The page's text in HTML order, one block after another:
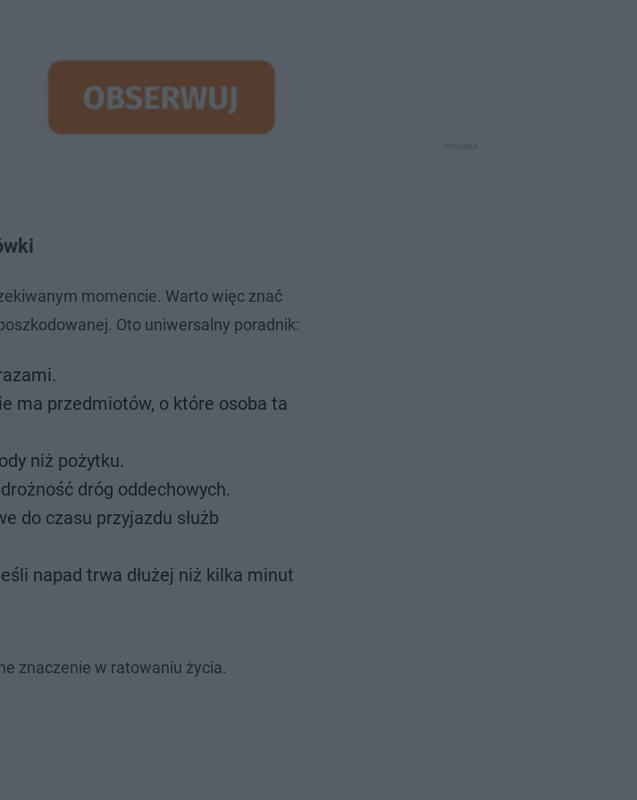
momencie. Warto więc znać
Oto uniwersalny poradnik:
ma przedmiotów, o które osoba ta
niż pożytku.
dróg oddechowych.
do czasu przyjazdu służb
napad trwa dłużej niż kilka minut
znaczenie w ratowaniu życia.